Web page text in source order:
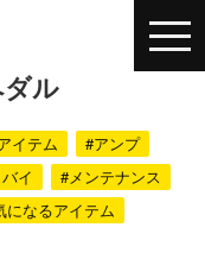
ル
イテム
#アンプ
イ
#メンテナンス
になるアイテム